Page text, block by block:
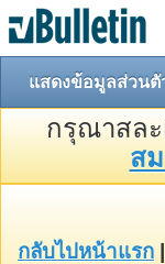
แสดงข้อมูลส่วนตั
กรุณาสละ
ส
กลับไปหน้าแรก